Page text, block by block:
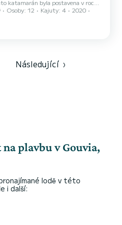
katamarán byla postavena v roce
na moři. Počet
na lodi: 12. S celkovou délkou12
vaším nejlepším společníkem na
Osoby: 12 Kajuty: 4
2020
Následující ›
plavbu v Gouvia,
lodě v této
i další: